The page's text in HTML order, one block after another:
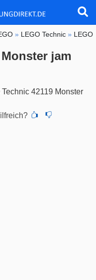
» LEGO Technic » LEGO
jam
42119 Monster